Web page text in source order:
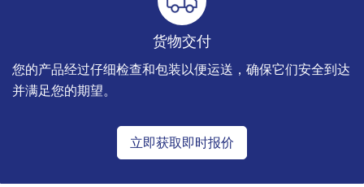
货物交付
您的产品经过仔细检查和包装以便运送，确保它们安全到达
并满足您的期望。
立即获取即时报价